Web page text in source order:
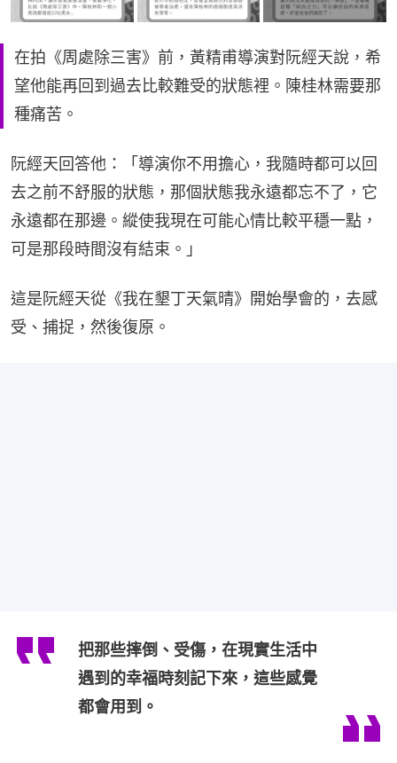
在拍《周處除三害》前，黃精甫導演對阮經天說，希
望他能再回到過去比較難受的狀態裡。陳桂林需要那
種痛苦。
阮經天回答他：「導演你不用擔心，我隨時都可以回
去之前不舒服的狀態，那個狀態我永遠都忘不了，它
永遠都在那邊。縱使我現在可能心情比較平穩一點，
可是那段時間沒有結束。」
這是阮經天從《我在墾丁天氣晴》開始學會的，去感
受、捕捉，然後復原。
把那些摔倒、受傷，在現實生活中
遇到的幸福時刻記下來，這些感覺
都會用到。